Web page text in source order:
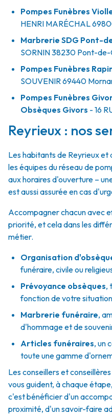
Pompes Funèbres
HENRI MARÉCHAL
Marbrerie SDG Pont-
SORNIN38230 Pont-de-
Pompes Funèbres
SOUVENIR69440
Pompes Funèbres
Obsèques Givors - 16
Reyrieux : nos
Les habitants de Reyrieux
les équipes du réseau de
aux horaires d'ouverture –
est aussi assurée en cas
Accompagner chacun avec
priorité, et cela dans les
métier.
Organisation
funéraire, civile ou
Prévoyance obsèques,
fonction de votre
Marbrerie funéraire,
d'hommage et de
Articles funéraires, un
toute une gamme
Les conseillers et
vous guident, à chaque
c'est bénéficier d'un
proximité, d'un savoir-faire